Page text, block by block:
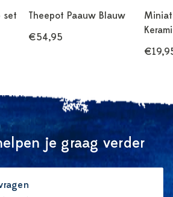
set
Theepot Paauw Blauw
€54,95
je graag verder